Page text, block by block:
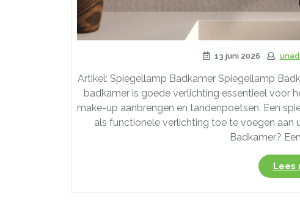
13 juni 2026
Artikel: Spiegellamp Badkamer Spiegellamp
badkamer is goede verlichting essentieel voor
make-up aanbrengen en tandenpoetsen. Een
als functionele verlichting toe te voegen aan
Badkamer?
Lees